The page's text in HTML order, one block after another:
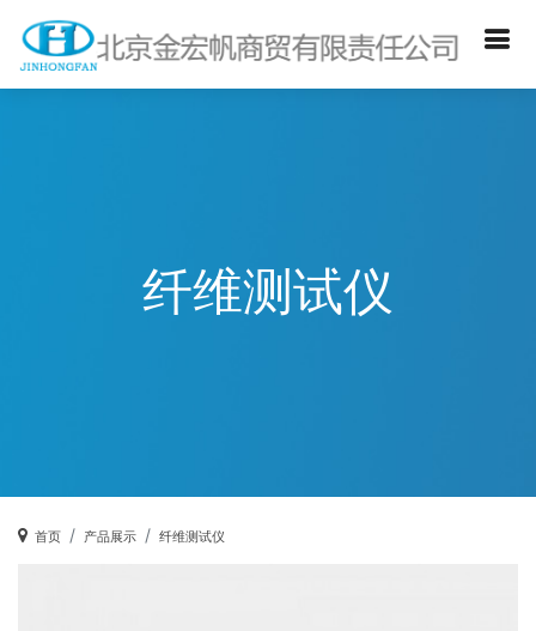
纤维测试仪
首页 产品展示 纤维测试仪